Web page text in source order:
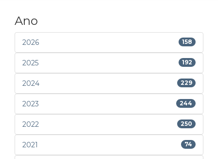
Ano
2026 158
2025 192
2024 229
2023 244
2022 250
2021 74